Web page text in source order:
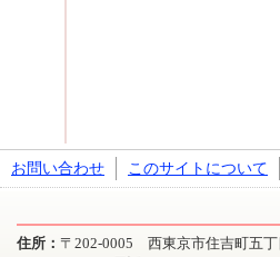
お問い合わせ このサイトについて
住所： 〒202-0005 西東京市住吉町五丁